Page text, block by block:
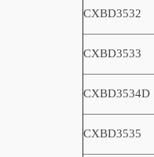
CXBD3532
CXBD3533
CXBD3534D
CXBD3535